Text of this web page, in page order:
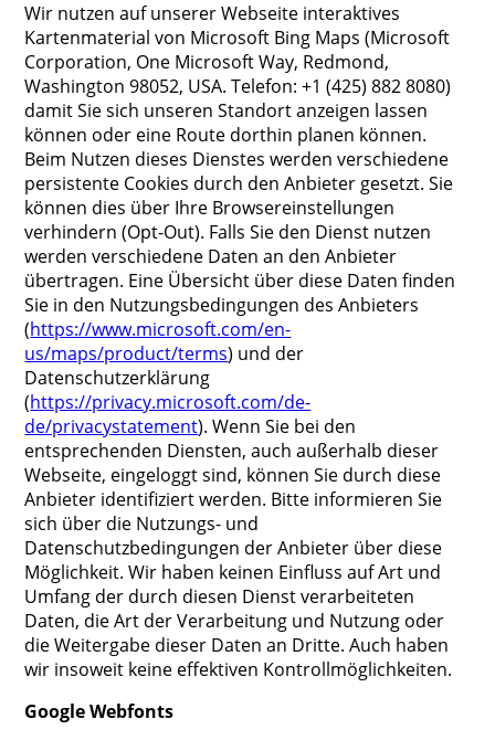
Wir nutzen auf unserer Webseite interaktives
Kartenmaterial von Microsoft Bing Maps (Microsoft
Corporation, One Microsoft Way, Redmond,
Washington 98052, USA. Telefon: +1 (425) 882 8080)
damit Sie sich unseren Standort anzeigen lassen
können oder eine Route dorthin planen können.
Beim Nutzen dieses Dienstes werden verschiedene
persistente Cookies durch den Anbieter gesetzt. Sie
können dies über Ihre Browsereinstellungen
verhindern (Opt-Out). Falls Sie den Dienst nutzen
werden verschiedene Daten an den Anbieter
übertragen. Eine Übersicht über diese Daten finden
Sie in den Nutzungsbedingungen des Anbieters
(https://www.microsoft.com/en-
us/maps/product/terms) und der
Datenschutzerklärung
(https://privacy.microsoft.com/de-
de/privacystatement). Wenn Sie bei den
entsprechenden Diensten, auch außerhalb dieser
Webseite, eingeloggt sind, können Sie durch diese
Anbieter identifiziert werden. Bitte informieren Sie
sich über die Nutzungs- und
Datenschutzbedingungen der Anbieter über diese
Möglichkeit. Wir haben keinen Einfluss auf Art und
Umfang der durch diesen Dienst verarbeiteten
Daten, die Art der Verarbeitung und Nutzung oder
die Weitergabe dieser Daten an Dritte. Auch haben
wir insoweit keine effektiven Kontrollmöglichkeiten.
Google Webfonts